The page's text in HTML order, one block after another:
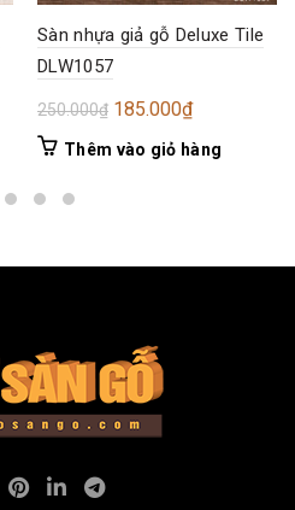
Sàn nhựa giả gỗ Deluxe Tile
DLW1057
250.000₫ Giá
gốc
185.000₫Giá
hiện
Thêm vào giỏ hàng